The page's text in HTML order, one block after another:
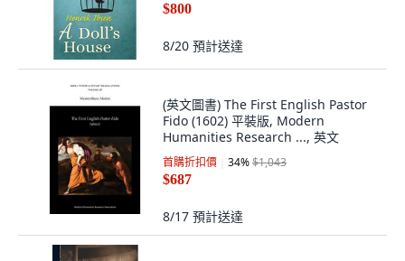
$800
8/20 預計送達
(英文圖書) The First English Pastor
Fido (1602) 平裝版, Modern
Humanities Research ..., 英文
首購折扣價 34%$1,043
$687
8/17 預計送達